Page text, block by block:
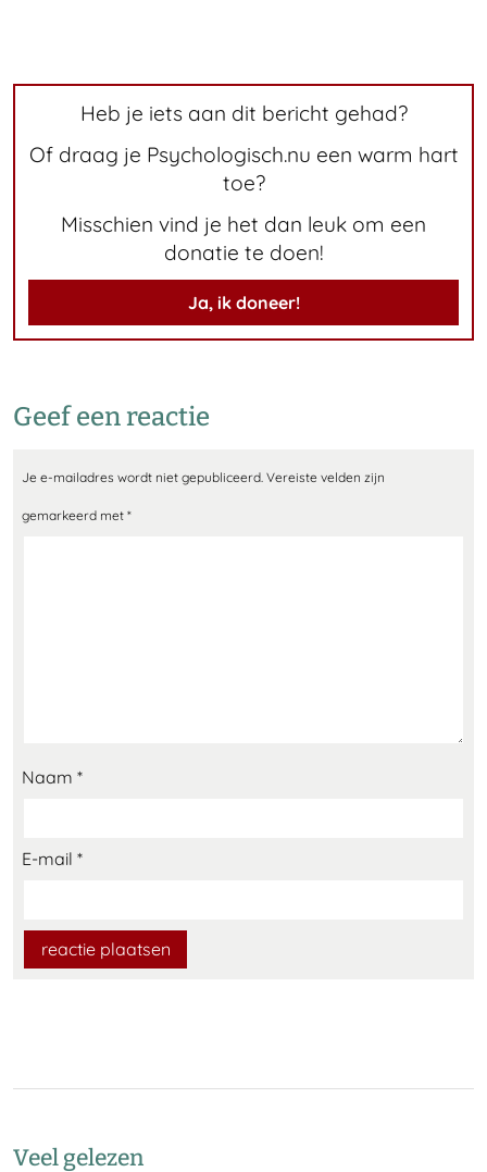
Heb je iets aan dit bericht gehad?
Of draag je Psychologisch.nu een warm hart
toe?
Misschien vind je het dan leuk om een
donatie te doen!
Ja, ik doneer!
Geef een reactie
Je e-mailadres wordt niet gepubliceerd. Vereiste velden zijn
gemarkeerd met *
Naam *
E-mail *
Veel gelezen